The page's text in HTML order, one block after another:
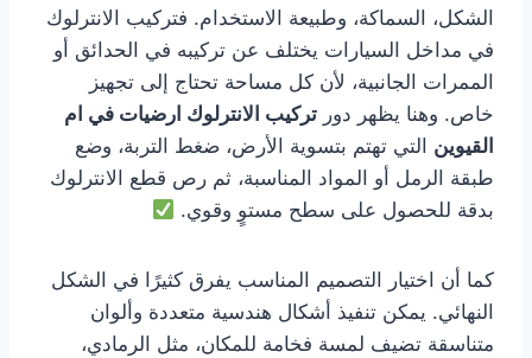
الشكل، السماكة، وطبيعة الاستخدام. فتركيب الانترلوك
في مداخل السيارات يختلف عن تركيبه في الحدائق أو
الممرات الجانبية، لأن كل مساحة تحتاج إلى تجهيز
خاص. وهنا يظهر دور تركيب الانترلوك ارضيات في ام
القيوين التي تهتم بتسوية الأرض، ضغط التربة، وضع
طبقة الرمل أو المواد المناسبة، ثم رص قطع الانترلوك
بدقة للحصول على سطح مستوٍ وقوي.
كما أن اختيار التصميم المناسب يفرق كثيرًا في الشكل
النهائي. يمكن تنفيذ أشكال هندسية متعددة وألوان
متناسقة تضيف لمسة فخامة للمكان، مثل الرمادي،